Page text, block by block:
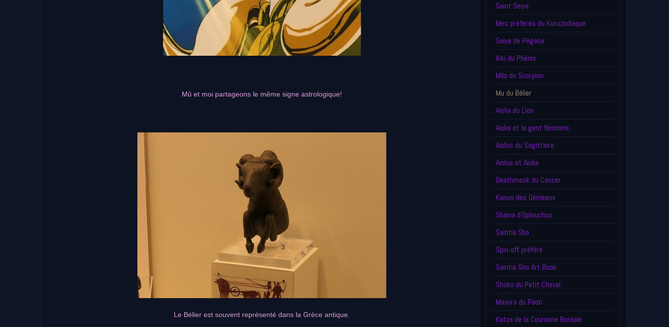
Mû et moi partageons le même signe astrologique!
Le Bélier est souvent représenté dans la Grèce antique.
Saint Seiya
Mes préférés du Kuruzodiaque
Seiya de Pégase
Ikki du Phénix
Milo du Scorpion
Mu du Bélier
Aiolia du Lion
Aiolia et la gent féminine
Aiolos du Sagittaire
Aiolos et Aiolia
Deathmask du Cancer
Kanon des Gémeaux
Shaina d'Ophiuchus
Saintia Sho
Spin-off préféré
Saintia Sho Art Book
Shoko du Petit Cheval
Mayura du Paon
Katya de la Couronne Boréale